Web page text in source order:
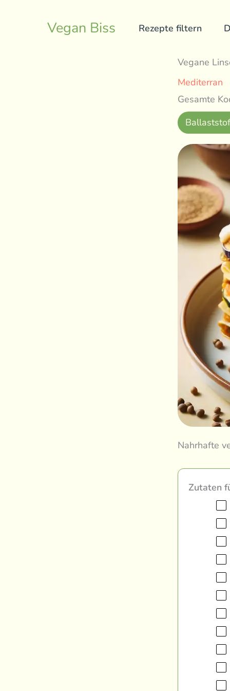
Vegan Biss Rezepte filtern
Vegane
Mediterran
Gesamte
Nahrhafte
Zutaten